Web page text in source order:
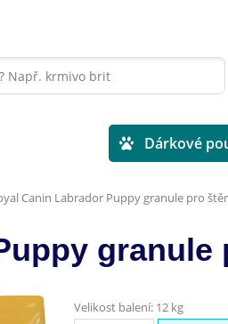
Dárkové
Canin Labrador Puppy granule pro
granule
Velikost balení: 12 kg